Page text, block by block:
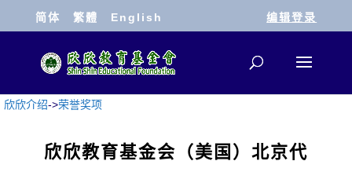
简体 繁體 English 编辑登录
欣欣介绍->荣誉奖项
欣欣教育基金会（美国）北京代